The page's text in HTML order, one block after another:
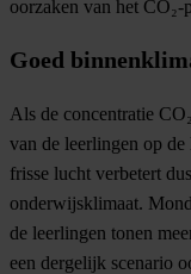
oorzaken van het
Goed
Als de concentratie
van de leerlingen op
frisse lucht verbetert
onderwijsklimaat.
de leerlingen tonen
een dergelijk scenario